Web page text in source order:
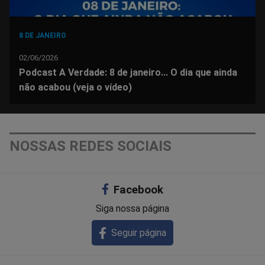
8 DE JANEIRO
02/06/2026
Podcast A Verdade: 8 de janeiro... O dia que ainda
não acabou (veja o vídeo)
NOSSAS REDES SOCIAIS
Facebook
Siga nossa página
Seguir página